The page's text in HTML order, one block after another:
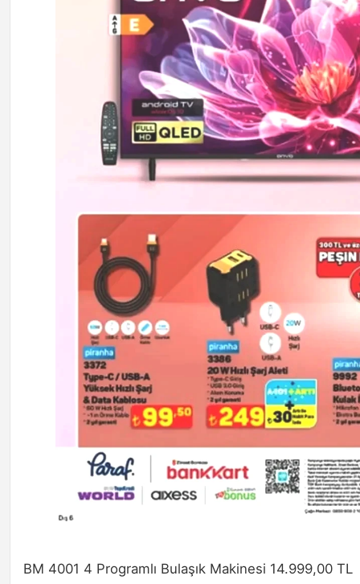
BM 4001 4 Programlı Bulaşık Makinesi 14.999,00 TL